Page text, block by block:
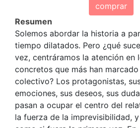
comprar
Resumen
Solemos abordar la historia a
tiempo dilatados. Pero ¿qué
vez, centráramos la atención en
concretos que más han
colectivo? Los protagonistas,
emociones, sus deseos, sus
pasan a ocupar el centro del
la fuerza de la imprevisibilidad,